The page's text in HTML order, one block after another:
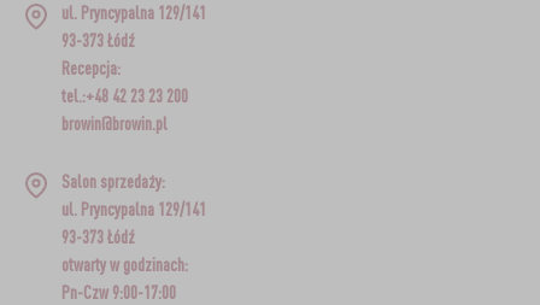
ul. Pryncypalna 129/141
93-373 Łódź
Recepcja:
tel.:+48 42 23 23 200
browin@browin.pl
Salon sprzedaży:
ul. Pryncypalna 129/141
93-373 Łódź
otwarty w godzinach:
Pn-Czw 9:00-17:00